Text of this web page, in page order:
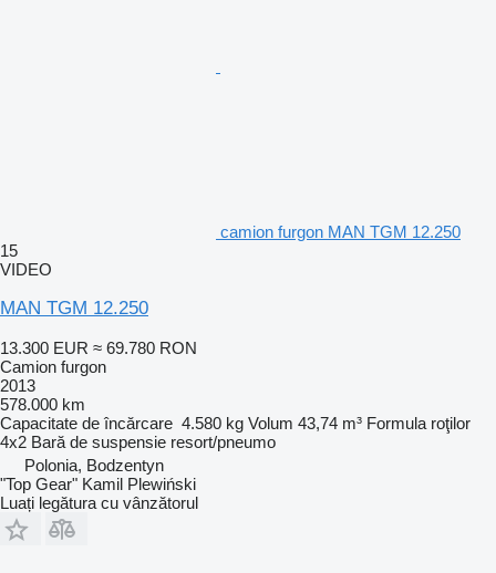
camion furgon MAN TGM 12.250
15
VIDEO
MAN TGM 12.250
13.300 EUR ≈ 69.780 RON
Camion furgon
2013
578.000 km
Capacitate de încărcare 4.580 kg Volum 43,74 m³ Formula roţilor
4x2 Bară de suspensie resort/pneumo
Polonia, Bodzentyn
"Top Gear" Kamil Plewiński
Luați legătura cu vânzătorul